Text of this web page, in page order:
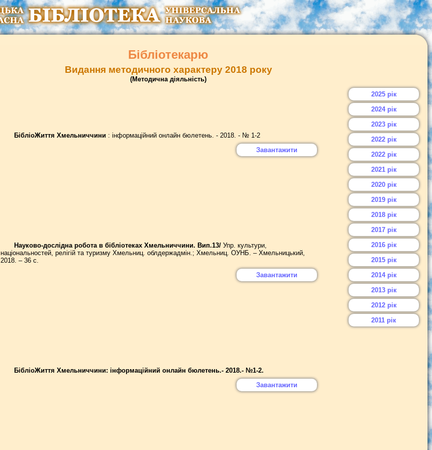
Бібліотекарю
Видання методичного характеру 2018 року
(Методична діяльність)
БібліоЖиття Хмельниччини: інформаційний онлайн бюлетень. - 2018. - № 1-2
Завантажити
Науково-дослідна робота в бібліотеках Хмельниччини. Вип.13/Упр. культури,
національностей, релігій та туризму Хмельниц. облдержадмін.; Хмельниц. ОУНБ. – Хмельницький,
2018. – 36 с.
Завантажити
БібліоЖиття Хмельниччини: інформаційний онлайн бюлетень.- 2018.- №1-2.
Завантажити
2025 рік
2024 рік
2023 рік
2022 рік
2022 рік
2021 рік
2020 рік
2019 рік
2018 рік
2017 рік
2016 рік
2015 рік
2014 рік
2013 рік
2012 рік
2011 рік